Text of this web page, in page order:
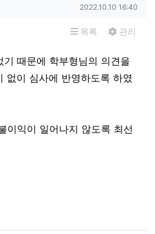
작성일
2022.10.10 16:40
목록 관리
때문에 학부형님의 의견을
없이 심사에 반영하도록 하였
이익이 일어나지 않도록 최선